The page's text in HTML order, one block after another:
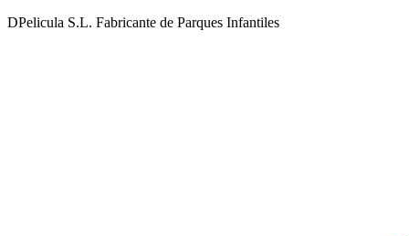
DPelicula S.L. Fabricante de Parques Infantiles